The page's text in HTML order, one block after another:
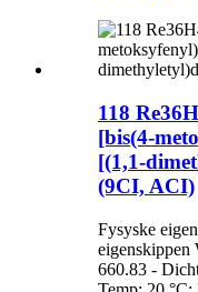
118
[bis(4-
[(1,1-
(9CI, ACI)
Fysyske
eigenskippen
660.83 -